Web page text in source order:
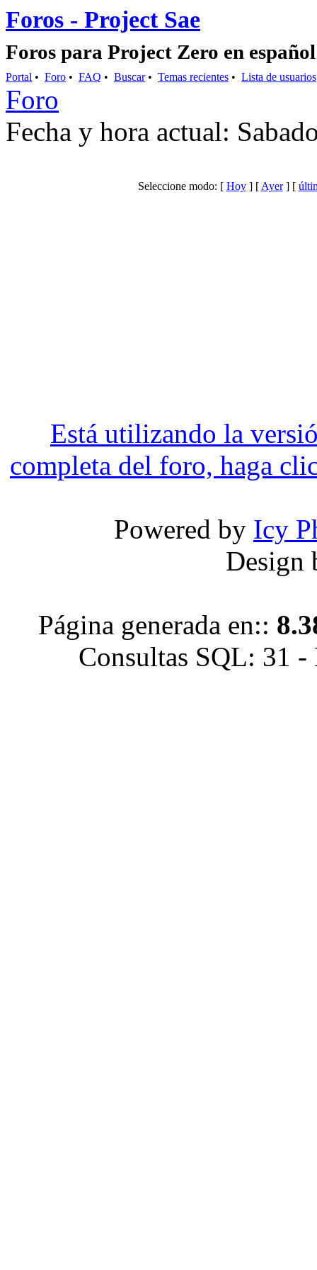
Foros - Project Sae
Foros para Project Zero en español
Portal • Foro • FAQ • Buscar• Temas recientes • Lista de usuarios
Foro
Fecha y hora actual:
Seleccione modo: [ Hoy] [ Ayer] [
Está utilizando la
completa del foro, haga
Powered by Icy
Design
Página generada en::
Consultas SQL: 31